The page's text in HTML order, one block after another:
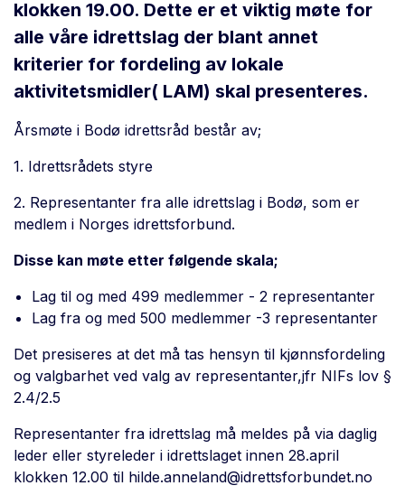
klokken 19.00. Dette er et viktig møte for
alle våre idrettslag der blant annet
kriterier for fordeling av lokale
aktivitetsmidler( LAM) skal presenteres.
Årsmøte i Bodø idrettsråd består av;
1. Idrettsrådets styre
2. Representanter fra alle idrettslag i Bodø, som er
medlem i Norges idrettsforbund.
Disse kan møte etter følgende skala;
Lag til og med 499 medlemmer - 2 representanter
Lag fra og med 500 medlemmer -3 representanter
Det presiseres at det må tas hensyn til kjønnsfordeling
og valgbarhet ved valg av representanter,jfr NIFs lov §
2.4/2.5
Representanter fra idrettslag må meldes på via daglig
leder eller styreleder i idrettslaget innen 28.april
klokken 12.00 til hilde.anneland@idrettsforbundet.no